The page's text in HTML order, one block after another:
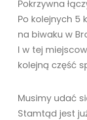
Pokrzywna
Po kolejnych 5
na biwaku w
I w tej
kolejną część
Musimy udać
Stamtąd jest